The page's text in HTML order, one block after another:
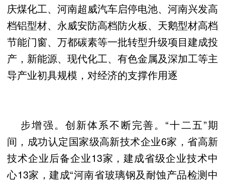
庆煤化工、河南超威汽车启停电池、河南兴发高
档铝型材、永威安防高档防火板、天鹅型材高档
节能门窗、万都碳素等一批转型升级项目建成投
产，新能源、现代化工、有色金属及深加工等主
导产业初具规模，对经济的支撑作用逐
步增强。创新体系不断完善。“十二五”期
间，成功认定国家级高新技术企业6家，省高新
技术企业后备企业13家，建成省级企业技术中
心13家，建成“河南省玻璃钢及耐蚀产品检测中